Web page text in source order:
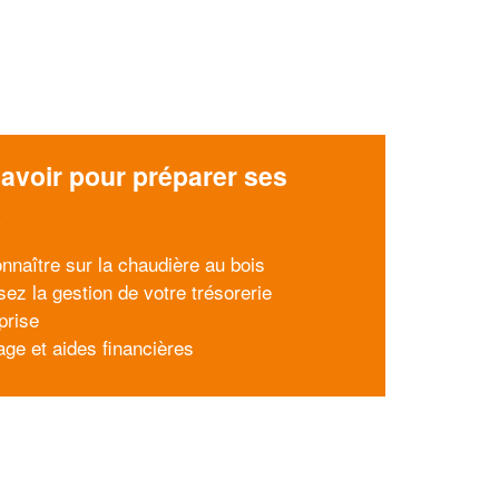
pour préparer ses
sur la chaudière au bois
la gestion de votre trésorerie
et aides financières